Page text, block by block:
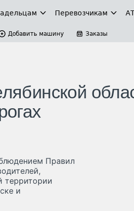
Перевозчикам
Добавить машину Заказы
Правил
территории
и